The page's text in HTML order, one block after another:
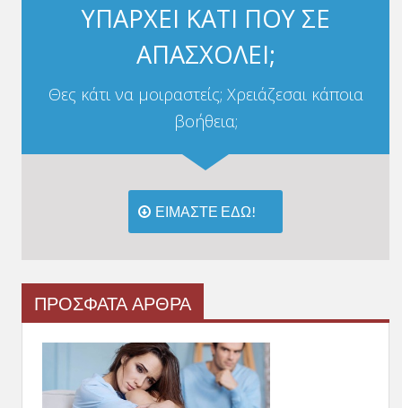
ΥΠΑΡΧΕΙ ΚΑΤΙ ΠΟΥ ΣΕ
ΑΠΑΣΧΟΛΕΙ;
Θες κάτι να μοιραστείς; Χρειάζεσαι κάποια
βοήθεια;
ΕΙΜΑΣΤΕ ΕΔΩ!
ΠΡΟΣΦΑΤΑ ΑΡΘΡΑ